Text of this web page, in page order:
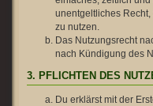
unentgeltliches
zu nutzen.
Das Nutzungsrecht
nach Kündigung des
3. PFLICHTEN DES
Du erklärst mit der